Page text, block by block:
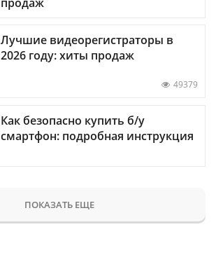
Лучшие видеорегистраторы в
2026 году: хиты продаж
49379
Как безопасно купить б/у
смартфон: подробная инструкция
ПОКАЗАТЬ ЕЩЕ